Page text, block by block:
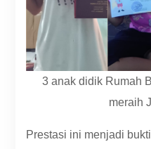
3 anak didik Rumah
meraih
Prestasi ini menjadi